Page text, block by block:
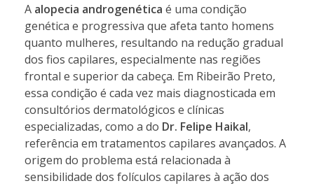
A alopecia androgenética é uma condição
genética e progressiva que afeta tanto homens
quanto mulheres, resultando na redução gradual
dos fios capilares, especialmente nas regiões
frontal e superior da cabeça. Em Ribeirão Preto,
essa condição é cada vez mais diagnosticada em
consultórios dermatológicos e clínicas
especializadas, como a do Dr. Felipe Haikal,
referência em tratamentos capilares avançados. A
origem do problema está relacionada à
sensibilidade dos folículos capilares à ação dos